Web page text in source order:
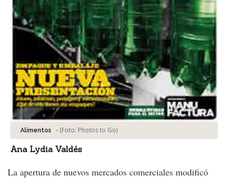
Alimentos - (Foto: Photos to Go)
Ana Lydia Valdés
La apertura de nuevos mercados comerciales modificó